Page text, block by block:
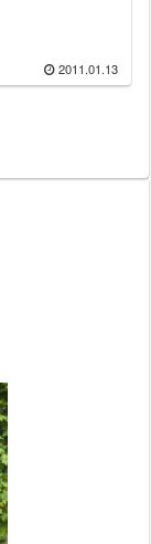
2011.01.13